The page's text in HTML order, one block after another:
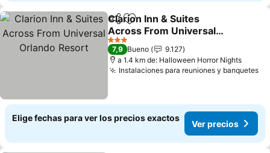
CompartirAgregar a favoritos
Clarion Inn & Suites
Across From Universal
Orlando Resort
Ver precios
3 Estrellas
7,9 Bueno
9.127
a 1.4 km de: Halloween Horror Nights
Instalaciones para reuniones y banquetes
Elige fechas para ver los precios exactos
Ver precios